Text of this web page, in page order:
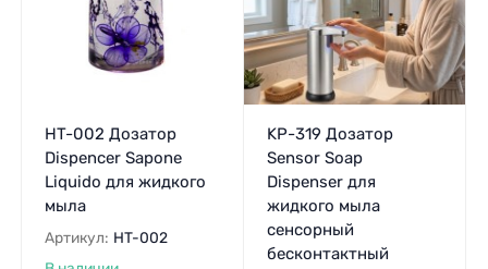
HT-002 Дозатор
Dispencer Sapone
Liquido для жидкого
мыла
Артикул: HT-002
KP-319 Дозатор
Sensor Soap
Dispenser для
жидкого мыла
сенсорный
бесконтактный